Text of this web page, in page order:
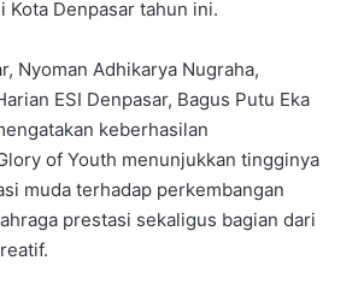
Denpasar tahun ini.
Nyoman Adhikarya Nugraha,
ESI Denpasar, Bagus Putu Eka
keberhasilan
of Youth menunjukkan tingginya
muda terhadap perkembangan
prestasi sekaligus bagian dari